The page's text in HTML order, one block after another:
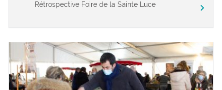
Rétrospective Foire de la Sainte Luce chevron_right